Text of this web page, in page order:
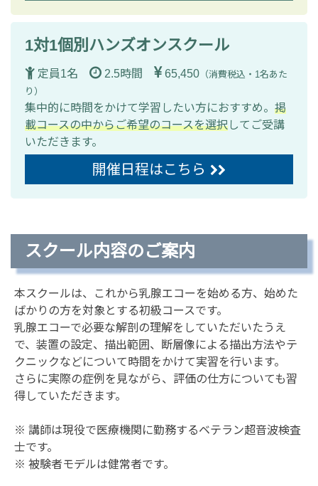
1対1個別ハンズオンスクール
定員1名 2.5時間 65,450 （消費税込・1名あた
り）
集中的に時間をかけて学習したい方におすすめ。 掲
載コースの中からご希望のコースを選択 してご受講
いただきます。
開催日程はこちら
スクール内容のご案内
本スクールは、これから乳腺エコーを始める方、始めた
ばかりの方を対象とする初級コースです。
乳腺エコーで必要な解剖の理解をしていただいたうえ
で、装置の設定、描出範囲、断層像による描出方法やテ
クニックなどについて時間をかけて実習を行います。
さらに実際の症例を見ながら、評価の仕方についても習
得していただきます。
※ 講師は現役で医療機関に勤務するベテラン超音波検査
士です。
※ 被験者モデルは健常者です。